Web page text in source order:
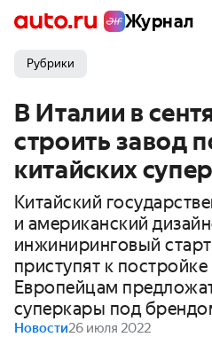
Журнал
Рубрики
В Италии в
строить завод
китайских
Китайский
и американский
инжиниринговый
приступят к
Европейцам
суперкары под
Новости26 июля 2022